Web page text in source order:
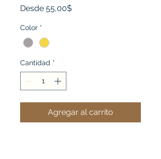
Desde 55,00$Precio
Color *
Cantidad *
Agregar al carrito